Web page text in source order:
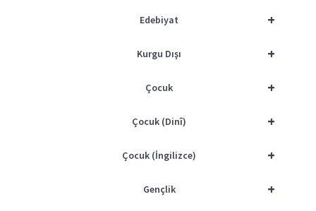
+
Edebiyat
+
Kurgu Dışı
+
Çocuk
+
Çocuk (Dinî)
+
Çocuk (İngilizce)
+
Gençlik